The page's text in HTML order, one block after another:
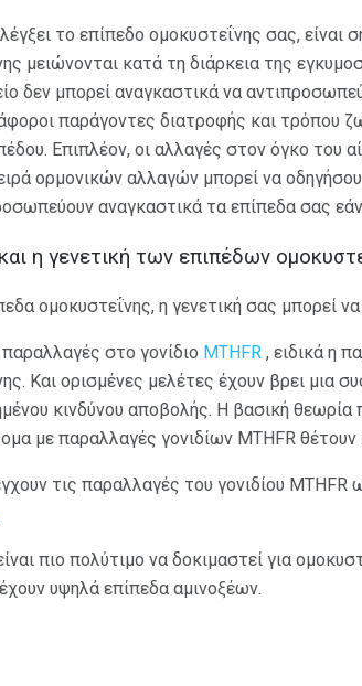
το επίπεδο ομοκυστεΐνης σας, είναι
μειώνονται κατά τη διάρκεια της
δεν μπορεί αναγκαστικά να
παράγοντες διατροφής και τρόπου
Επιπλέον, οι αλλαγές στον όγκο του
ορμονικών αλλαγών μπορεί να
αναγκαστικά τα επίπεδα σας
η γενετική των επιπέδων
ομοκυστεΐνης, η γενετική σας μπορεί να
στο γονίδιο MTHFR , ειδικά η
Και ορισμένες μελέτες έχουν βρει μια
κινδύνου αποβολής. Η βασική
με παραλλαγές γονιδίων MTHFR θέτουν
τις παραλλαγές του γονιδίου MTHFR
πιο πολύτιμο να δοκιμαστεί για
υψηλά επίπεδα αμινοξέων.